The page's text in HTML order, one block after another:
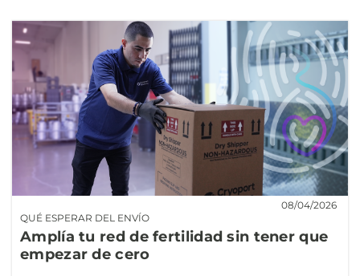
QUÉ ESPERAR DEL ENVÍO
08/04/2026
Amplía tu red de fertilidad sin tener que
empezar de cero